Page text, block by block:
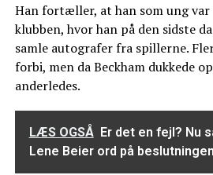
Han fortæller, at han som ung
klubben, hvor han på den sidste
samle autografer fra spillerne.
forbi, men da Beckham dukkede
anderledes.
LÆS OGSÅ Er det en fejl? Nu
Lene Beier ord på beslutningen